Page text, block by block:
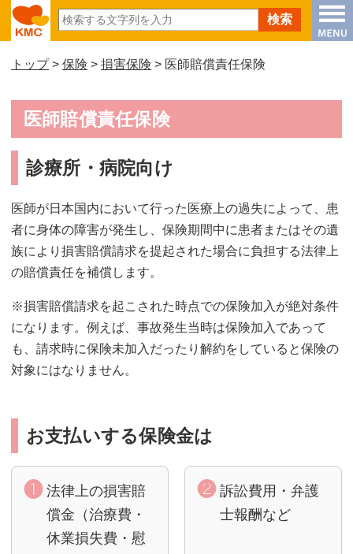
トップ> 保険 > 損害保険 > 医師賠償責任保険
医師賠償責任保険
診療所・病院向け
医師が日本国内において行った医療上の過失によって、患
者に身体の障害が発生し、保険期間中に患者またはその遺
族により損害賠償請求を提起された場合に負担する法律上
の賠償責任を補償します。
※損害賠償請求を起こされた時点での保険加入が絶対条件
になります。例えば、事故発生当時は保険加入であって
も、請求時に保険未加入だったり解約をしていると保険の
対象にはなりません。
お支払いする保険金は
法律上の損害賠
償金（治療費・
休業損失費・慰
訴訟費用・弁護
士報酬など